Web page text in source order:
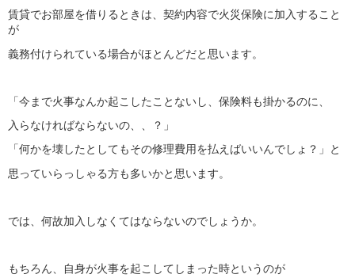
賃貸でお部屋を借りるときは、契約内容で火災保険に加入すること
が
義務付けられている場合がほとんどだと思います。
「今まで火事なんか起こしたことないし、保険料も掛かるのに、
入らなければならないの、、？」
「何かを壊したとしてもその修理費用を払えばいいんでしょ？」と
思っていらっしゃる方も多いかと思います。
では、何故加入しなくてはならないのでしょうか。
もちろん、自身が火事を起こしてしまった時というのが